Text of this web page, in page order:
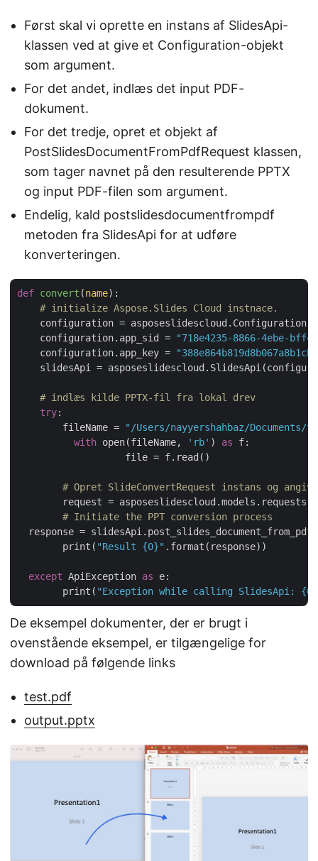
Først skal vi oprette en instans af SlidesApi-
klassen ved at give et Configuration-objekt
som argument.
For det andet, indlæs det input PDF-
dokument.
For det tredje, opret et objekt af
PostSlidesDocumentFromPdfRequest klassen,
som tager navnet på den resulterende PPTX
og input PDF-filen som argument.
Endelig, kald postslidesdocumentfrompdf
metoden fra SlidesApi for at udføre
konverteringen.
def convert (name):
# initialize Aspose.Slides Cloud instnace.
    configuration = asposeslidescloud.Configuration()
    configuration.app_sid =
"718e4235-8866-4ebe-
    configuration.app_key =
slidesApi =
# indlæs kilde PPTX-fil fra lokal drev
try:
    	fileName =
"/Users/nayyershahbaz/Documents/
with open(fileName, 'rb' ) as f:
# Opret SlideConvertRequest instans og
request =
# Initiate the PPT conversion process
response =
	print(
"Result {0}" .format(response))
except ApiException as e:
	print(
"Exception while calling SlidesApi:
De eksempel dokumenter, der er brugt i
ovenstående eksempel, er tilgængelige for
download på følgende links
test.pdf
output.pptx